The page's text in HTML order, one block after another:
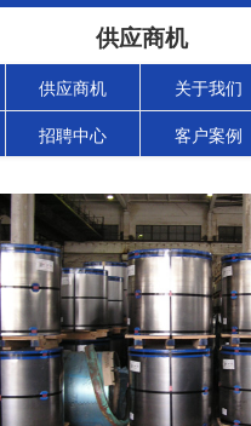
供应商机
供应商机 关于我们
招聘中心 客户案例